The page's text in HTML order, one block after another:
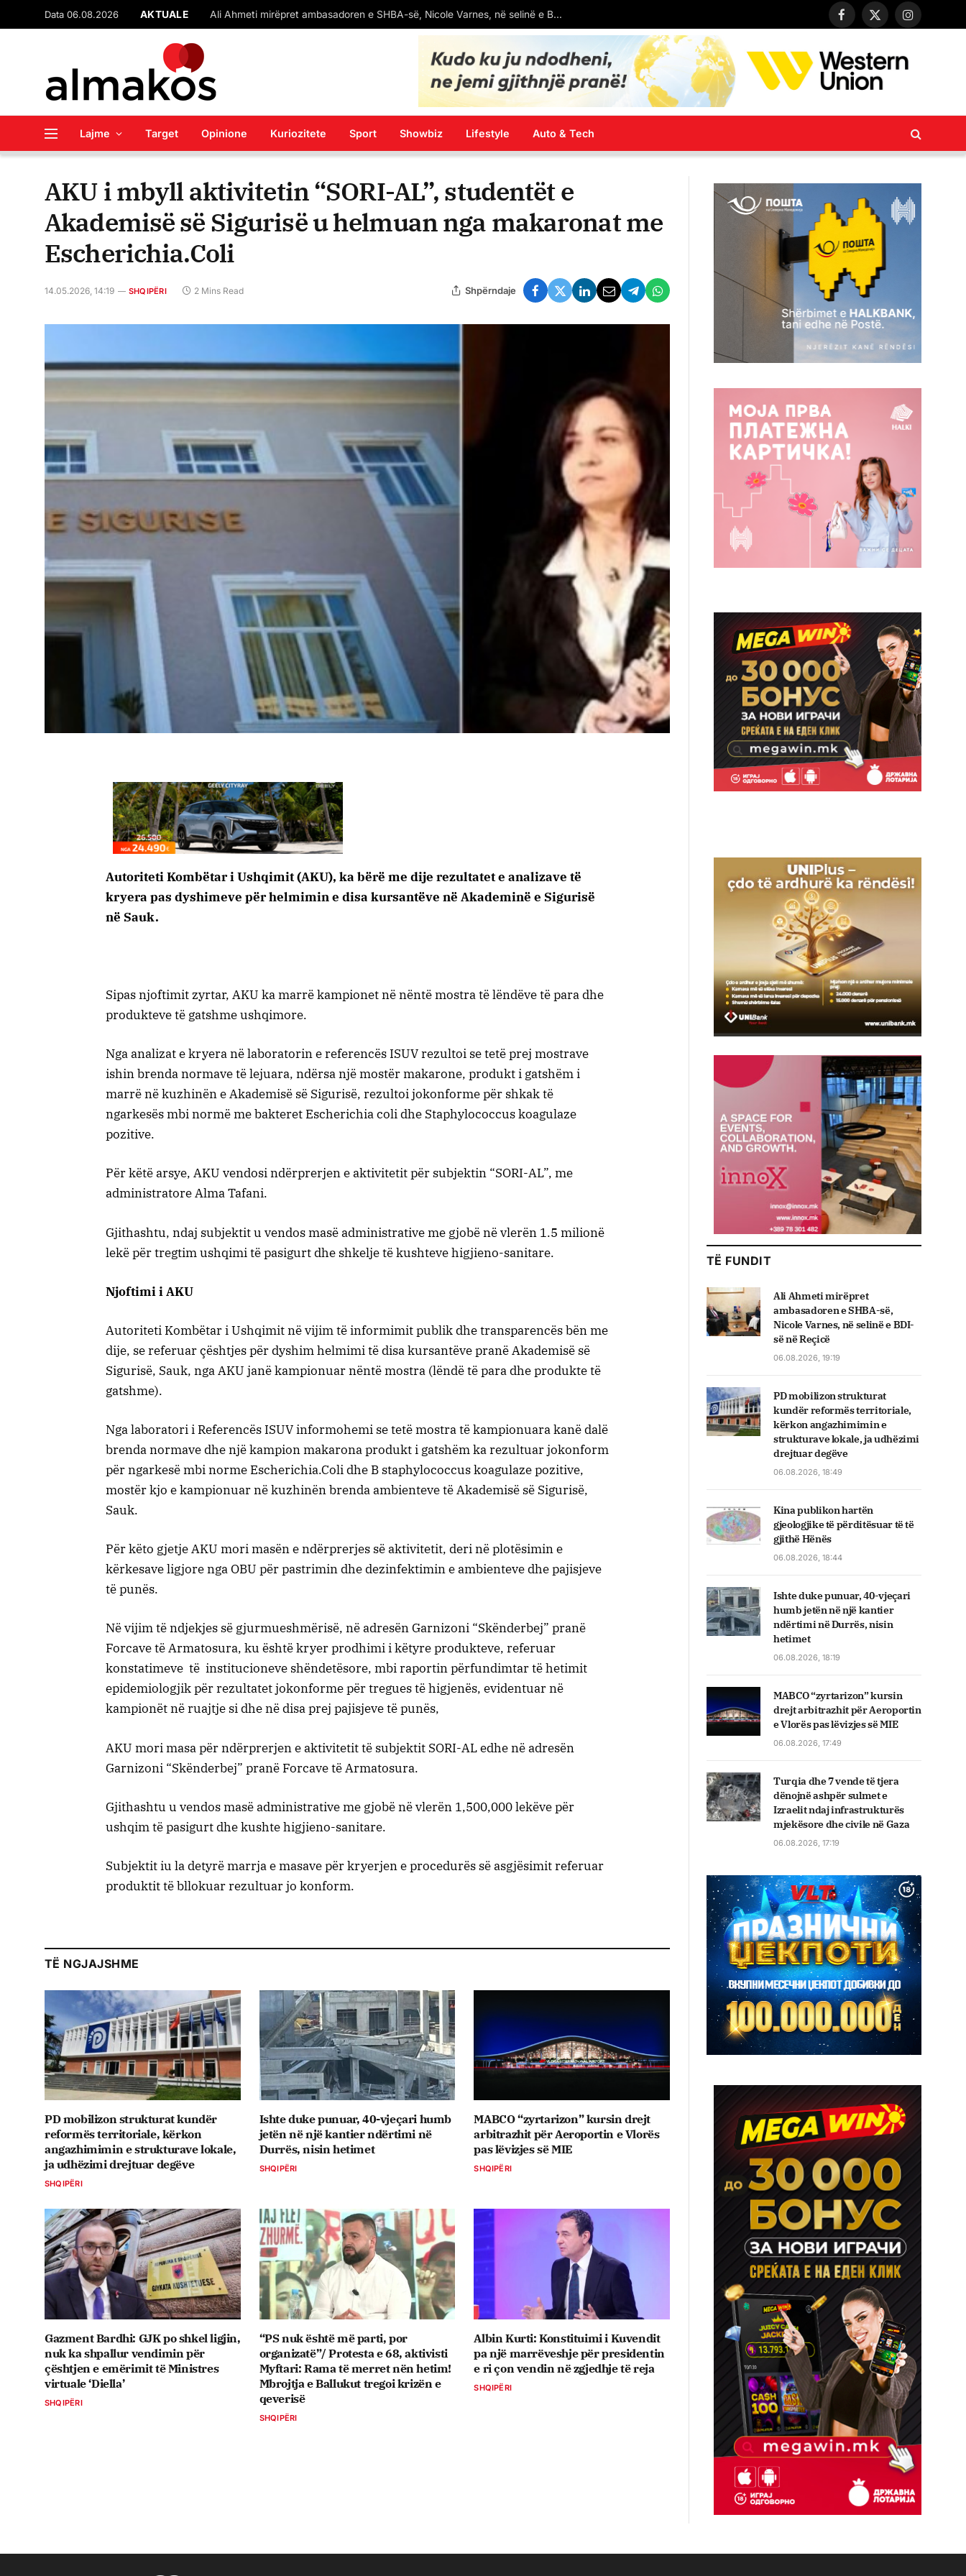
Data 06.08.2026 AKTUALE PD mobilizon strukturat kundër reformës territoriale, kërkon angazhimimin e strukturave lokale, ja udhëzimi drejtuar degëve
Facebook
X
Instagram
Lajme Target Opinione Kuriozitete Sport Showbiz Lifestyle Auto & Tech
AKU i mbyll aktivitetin “SORI-AL”, studentët e
Akademisë së Sigurisë u helmuan nga makaronat me
Escherichia.Coli
14.05.2026, 14:19 SHQIPËRI 2 Mins Read Shpërndaje
Autoriteti Kombëtar i Ushqimit (AKU), ka bërë me dije rezultatet e analizave të
kryera pas dyshimeve për helmimin e disa kursantëve në Akademinë e Sigurisë
në Sauk.
Sipas njoftimit zyrtar, AKU ka marrë kampionet në nëntë mostra të lëndëve të para dhe
produkteve të gatshme ushqimore.
Nga analizat e kryera në laboratorin e referencës ISUV rezultoi se tetë prej mostrave
ishin brenda normave të lejuara, ndërsa një mostër makarone, produkt i gatshëm i
marrë në kuzhinën e Akademisë së Sigurisë, rezultoi jokonforme për shkak të
ngarkesës mbi normë me bakteret Escherichia coli dhe Staphylococcus koagulaze
pozitive.
Për këtë arsye, AKU vendosi ndërprerjen e aktivitetit për subjektin “SORI-AL”, me
administratore Alma Tafani.
Gjithashtu, ndaj subjektit u vendos masë administrative me gjobë në vlerën 1.5 milionë
lekë për tregtim ushqimi të pasigurt dhe shkelje të kushteve higjieno-sanitare.
Njoftimi i AKU
Autoriteti Kombëtar i Ushqimit në vijim të informimit publik dhe transparencës bën me
dije, se referuar çështjes për dyshim helmimi të disa kursantëve pranë Akademisë së
Sigurisë, Sauk, nga AKU janë kampionuar nëntë mostra (lëndë të para dhe produkte të
gatshme).
Nga laboratori i Referencës ISUV informohemi se tetë mostra të kampionuara kanë dalë
brenda normave dhe një kampion makarona produkt i gatshëm ka rezultuar jokonform
për ngarkesë mbi norme Escherichia.Coli dhe B staphylococcus koagulaze pozitive,
mostër kjo e kampionuar në kuzhinën brenda ambienteve të Akademisë së Sigurisë,
Sauk.
Për këto gjetje AKU mori masën e ndërprerjes së aktivitetit, deri në plotësimin e
kërkesave ligjore nga OBU për pastrimin dhe dezinfektimin e ambienteve dhe pajisjeve
të punës.
Në vijim të ndjekjes së gjurmueshmërisë, në adresën Garnizoni “Skënderbej” pranë
Forcave të Armatosura, ku është kryer prodhimi i këtyre produkteve, referuar
konstatimeve të institucioneve shëndetësore, mbi raportin përfundimtar të hetimit
epidemiologjik për rezultatet jokonforme për tregues të higjenës, evidentuar në
kampionët në ruajtje si dhe në disa prej pajisjeve të punës,
AKU mori masa për ndërprerjen e aktivitetit të subjektit SORI-AL edhe në adresën
Garnizoni “Skënderbej” pranë Forcave të Armatosura.
Gjithashtu u vendos masë administrative me gjobë në vlerën 1,500,000 lekëve për
ushqim të pasigurt dhe kushte higjieno-sanitare.
Subjektit iu la detyrë marrja e masave për kryerjen e procedurës së asgjësimit referuar
produktit të bllokuar rezultuar jo konform.
TË NGJAJSHME
PD mobilizon strukturat kundër
reformës territoriale, kërkon
angazhimimin e strukturave lokale,
ja udhëzimi drejtuar degëve
SHQIPËRI
Ishte duke punuar, 40-vjeçari humb
jetën në një kantier ndërtimi në
Durrës, nisin hetimet
SHQIPËRI
MABCO “zyrtarizon” kursin drejt
arbitrazhit për Aeroportin e Vlorës
pas lëvizjes së MIE
SHQIPËRI
Gazment Bardhi: GJK po shkel ligjin,
nuk ka shpallur vendimin për
çështjen e emërimit të Ministres
virtuale ‘Diella’
SHQIPËRI
“PS nuk është më parti, por
organizatë”/ Protesta e 68, aktivisti
Myftari: Rama të merret nën hetim!
Mbrojtja e Ballukut tregoi krizën e
qeverisë
SHQIPËRI
Albin Kurti: Konstituimi i Kuvendit
pa një marrëveshje për presidentin
e ri çon vendin në zgjedhje të reja
SHQIPËRI
TË FUNDIT
Ali Ahmeti mirëpret
ambasadoren e SHBA-së,
Nicole Varnes, në selinë e BDI-
së në Reçicë
06.08.2026, 19:19
PD mobilizon strukturat
kundër reformës territoriale,
kërkon angazhimimin e
strukturave lokale, ja udhëzimi
drejtuar degëve
06.08.2026, 18:49
Kina publikon hartën
gjeologjike të përditësuar të të
gjithë Hënës
06.08.2026, 18:44
Ishte duke punuar, 40-vjeçari
humb jetën në një kantier
ndërtimi në Durrës, nisin
hetimet
06.08.2026, 18:19
MABCO “zyrtarizon” kursin
drejt arbitrazhit për Aeroportin
e Vlorës pas lëvizjes së MIE
06.08.2026, 17:49
Turqia dhe 7 vende të tjera
dënojnë ashpër sulmet e
Izraelit ndaj infrastrukturës
mjekësore dhe civile në Gaza
06.08.2026, 17:19